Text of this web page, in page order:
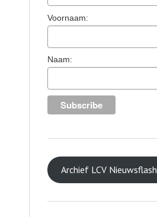
Voornaam:
Naam:
Archief LCV Nieuwsflash